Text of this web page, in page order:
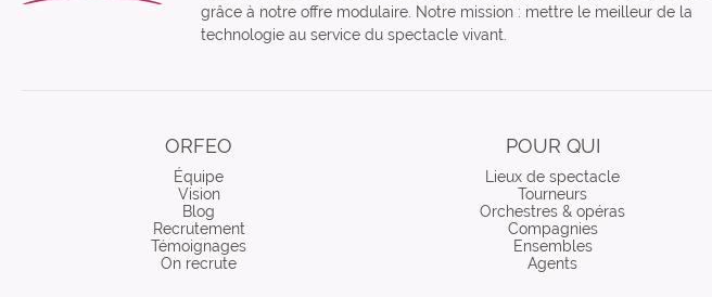
grâce à notre offre modulaire. Notre mission : mettre le meilleur de la
technologie au service du spectacle vivant.
ORFEO
Équipe
Vision
Blog
Recrutement
Témoignages
On recrute
POUR QUI
Lieux de spectacle
Tourneurs
Orchestres & opéras
Compagnies
Ensembles
Agents